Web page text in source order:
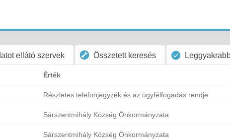
ellátó szervek Összetett keresés
Érték
Részletes telefonjegyzék és az ügyfélfogadás rendje
Sárszentmihály Község Önkormányzata
Sárszentmihály Község Önkormányzata